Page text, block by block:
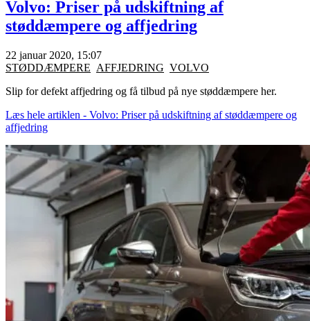
Volvo: Priser på udskiftning af
støddæmpere og affjedring
22 januar 2020, 15:07
STØDDÆMPERE AFFJEDRING VOLVO
Slip for defekt affjedring og få tilbud på nye støddæmpere her.
Læs hele artiklen - Volvo: Priser på udskiftning af støddæmpere og
affjedring